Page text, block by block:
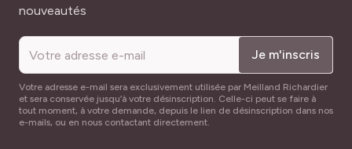
nouveautés
Je m'inscris
Votre adresse e-mail sera exclusivement utilisée par Meilland Richardier
et sera conservée jusqu’à votre désinscription. Celle-ci peut se faire à
tout moment, à votre demande, depuis le lien de désinscription dans nos
e-mails, ou en nous contactant directement.